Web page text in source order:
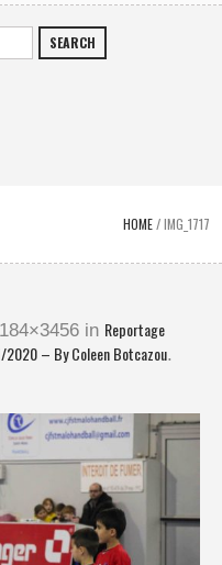
SEARCH
HOME/IMG_1717
in Reportage
2020 – By Coleen Botcazou.